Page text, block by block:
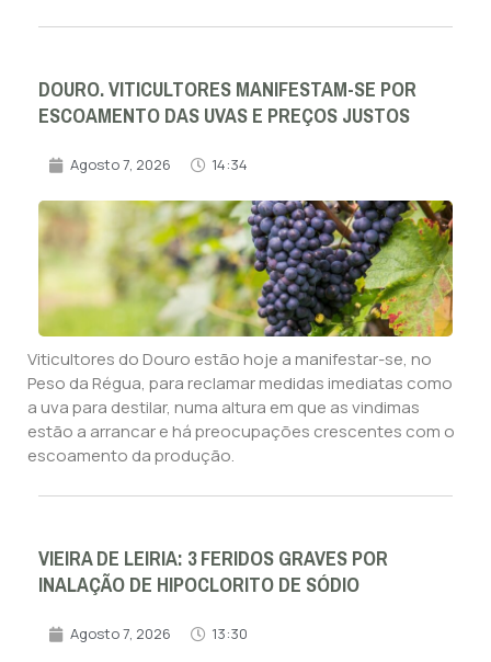
DOURO. VITICULTORES MANIFESTAM-SE POR
ESCOAMENTO DAS UVAS E PREÇOS JUSTOS
Agosto 7, 2026 14:34
Viticultores do Douro estão hoje a manifestar-se, no
Peso da Régua, para reclamar medidas imediatas como
a uva para destilar, numa altura em que as vindimas
estão a arrancar e há preocupações crescentes com o
escoamento da produção.
VIEIRA DE LEIRIA: 3 FERIDOS GRAVES POR
INALAÇÃO DE HIPOCLORITO DE SÓDIO
Agosto 7, 2026 13:30